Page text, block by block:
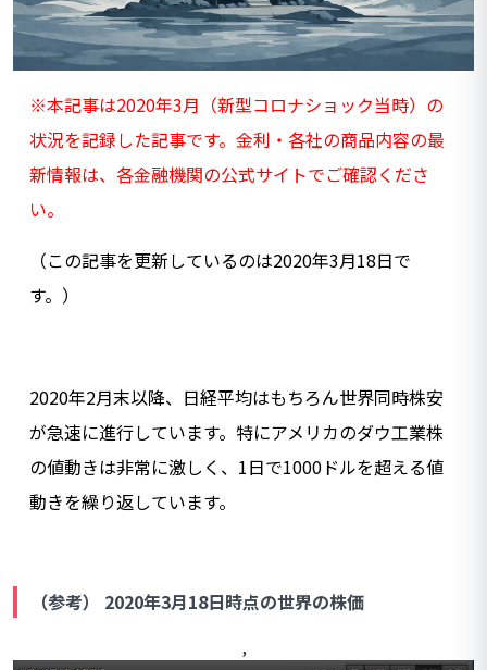
※本記事は2020年3月（新型コロナショック当時）の
状況を記録した記事です。金利・各社の商品内容の最
新情報は、各金融機関の公式サイトでご確認くださ
い。
（この記事を更新しているのは2020年3月18日で
す。）
2020年2月末以降、日経平均はもちろん世界同時株安
が急速に進行しています。特にアメリカのダウ工業株
の値動きは非常に激しく、1日で1000ドルを超える値
動きを繰り返しています。
（参考） 2020年3月18日時点の世界の株価
,